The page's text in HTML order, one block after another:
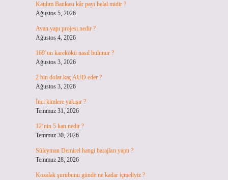
Katılım Bankası kâr payı helal midir ?
Ağustos 5, 2026
Avan yapı projesi nedir ?
Ağustos 4, 2026
169’un karekökü nasıl bulunur ?
Ağustos 3, 2026
2 bin dolar kaç AUD eder ?
Ağustos 3, 2026
İnci kimlere yakışır ?
Temmuz 31, 2026
12’nin 5 katı nedir ?
Temmuz 30, 2026
Süleyman Demirel hangi barajları yaptı ?
Temmuz 28, 2026
Kozalak şurubunu günde ne kadar içmeliyiz ?